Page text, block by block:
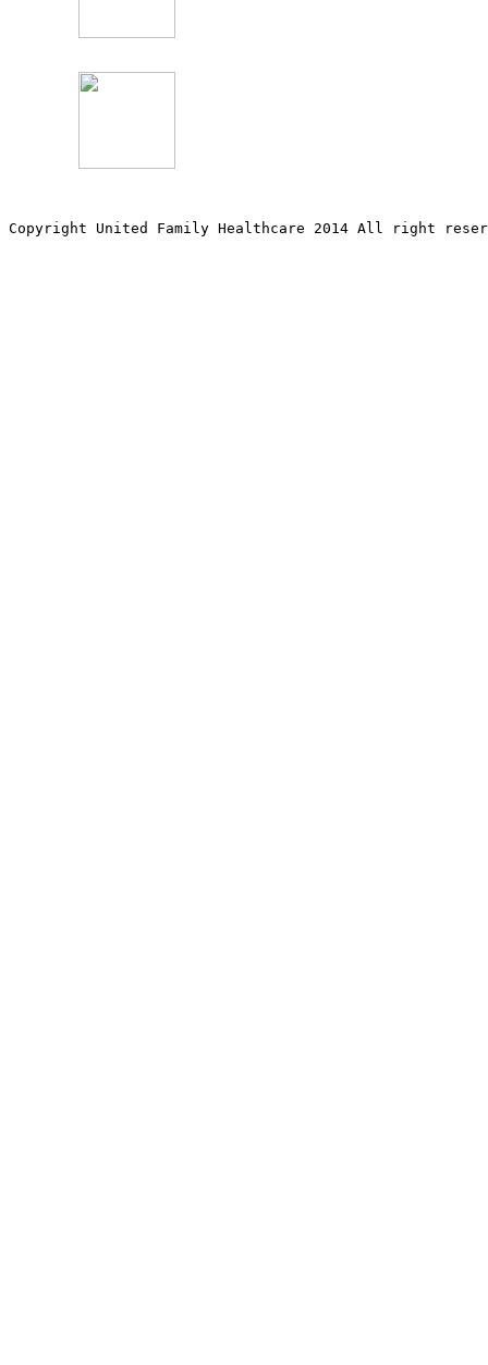
Copyright United Family Healthcare 2014 All right